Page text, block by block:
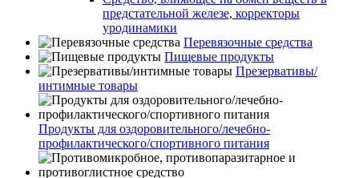
предстательной железе, корректоры
уродинамики
Перевязочные средства
Пищевые продукты
Презервативы/
интимные товары
Продукты для оздоровительного/лечебно-
профилактического/спортивного питания